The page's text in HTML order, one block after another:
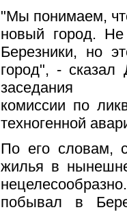
"Мы понимаем,
новый город.
Березники, но
город", - сказал
заседания
комиссии по
техногенной
По его словам,
жилья в
побывал в